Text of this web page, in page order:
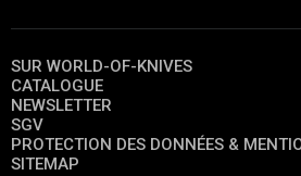
SUR WORLD-OF-KNIVES
CATALOGUE
NEWSLETTER
SGV
PROTECTION DES DONNÉES &
SITEMAP